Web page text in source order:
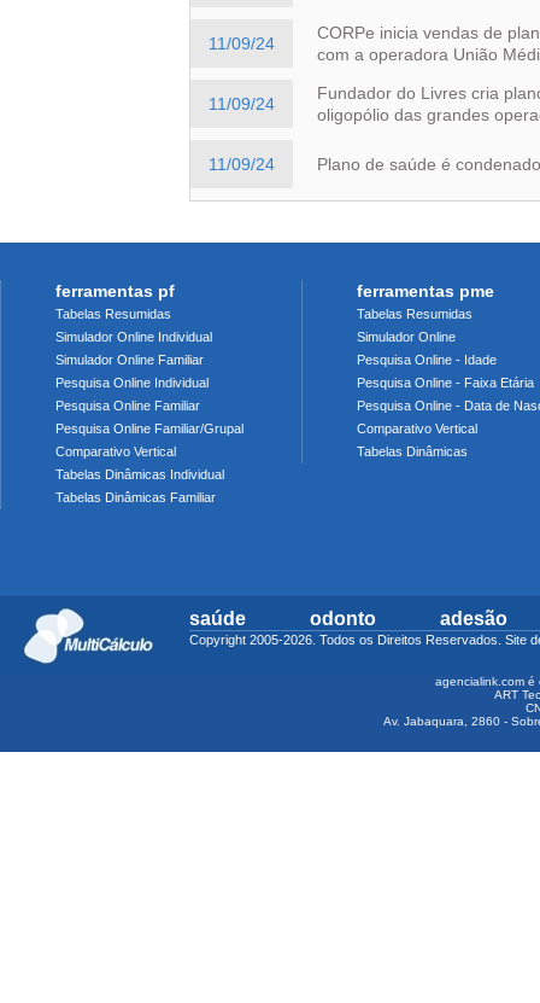
11/09/24
CORPe inicia vendas de
com a operadora União
11/09/24
Fundador do Livres cria
oligopólio das grandes
11/09/24 Plano de saúde é
ferramentas pf
Tabelas Resumidas
Simulador Online Individual
Simulador Online Familiar
Pesquisa Online Individual
Pesquisa Online Familiar
Pesquisa Online Familiar/Grupal
Comparativo Vertical
Tabelas Dinâmicas Individual
Tabelas Dinâmicas Familiar
ferramentas pme
Tabelas Resumidas
Simulador Online
Pesquisa Online - Idade
Pesquisa Online - Faixa Etária
Pesquisa Online - Data de
Comparativo Vertical
Tabelas Dinâmicas
saúde odonto adesão
Copyright 2005-2026. Todos os Direitos Reservados. Site
agencialink.com
ART
Av. Jabaquara, 2860 -